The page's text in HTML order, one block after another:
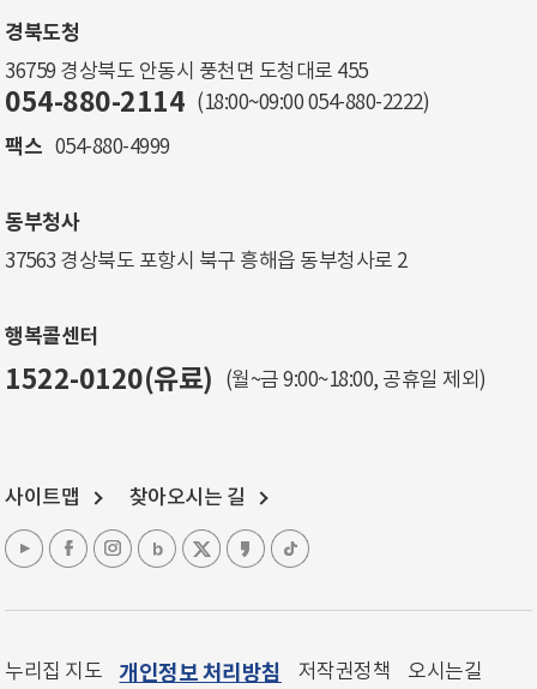
경북도청
36759 경상북도 안동시 풍천면 도청대로 455
054-880-2114 (18:00~09:00 054-880-2222)
팩스 054-880-4999
동부청사
37563 경상북도 포항시 북구 흥해읍 동부청사로 2
행복콜센터
1522-0120(유료) (월~금 9:00~18:00, 공휴일 제외)
사이트맵 찾아오시는 길
누리집 지도 개인정보 처리방침 저작권정책 오시는길